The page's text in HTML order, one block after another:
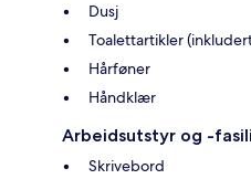
Dusj
Toalettartikler
Hårføner
Håndklær
Arbeidsutstyr og -
Skrivebord